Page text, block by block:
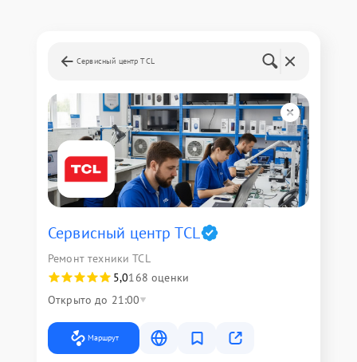
Сервисный центр TCL
Сервисный центр TCL
Ремонт техники TCL
5,0168 оценки
Открыто до 21:00
Маршрут